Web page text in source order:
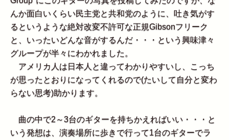
んか面白いくらい民主党と共和党のように、吐き気がす
るというような絶対改変不許可な正規Gibsonフリーク
と、いったいどんな音がするんだ・・・という興味津々
グループが半々にわかれました。
アメリカ人は日本人と違ってわかりやすいし、こっち
が思ったとおりになってくれるので(たいして自分と変わ
らない思考)助かります。
曲の中で2～3台のギターを持ちかえればいい・・・と
いう発想は、演奏場所に歩きで行って1台のギターでラ